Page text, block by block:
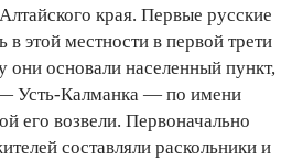
края. Первые русские
в этой местности в первой трети
основали населенный пункт,
Усть-Калманка — по имени
его возвели. Первоначально
составляли раскольники и